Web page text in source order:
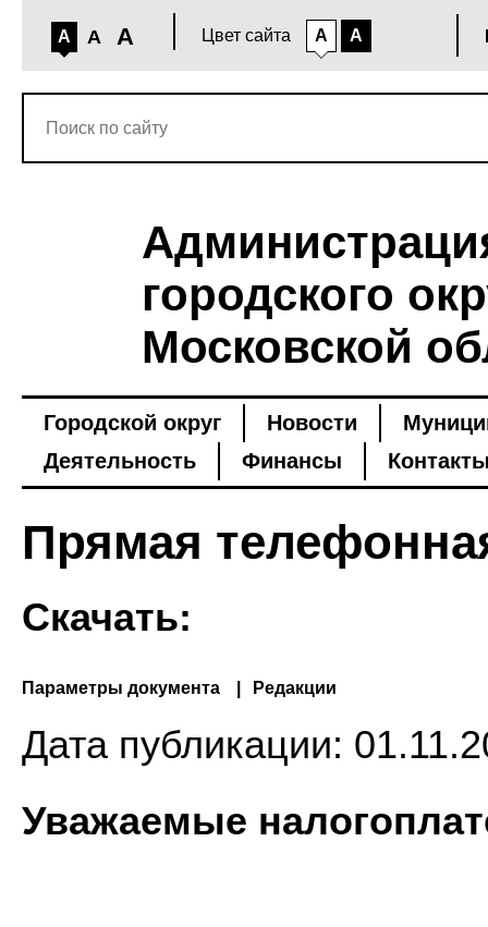
A A A Цвет сайта A A
городского
Московской
Городской округ Новости
Деятельность
Финансы
Прямая
Скачать:
Параметры документа Редакции
Дата публикации:
Уважаемые